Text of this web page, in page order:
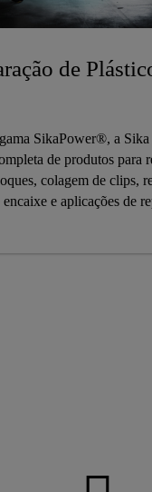
de
SikaPower®, a Sika
de produtos para
colagem de clips,
encaixe e aplicações de